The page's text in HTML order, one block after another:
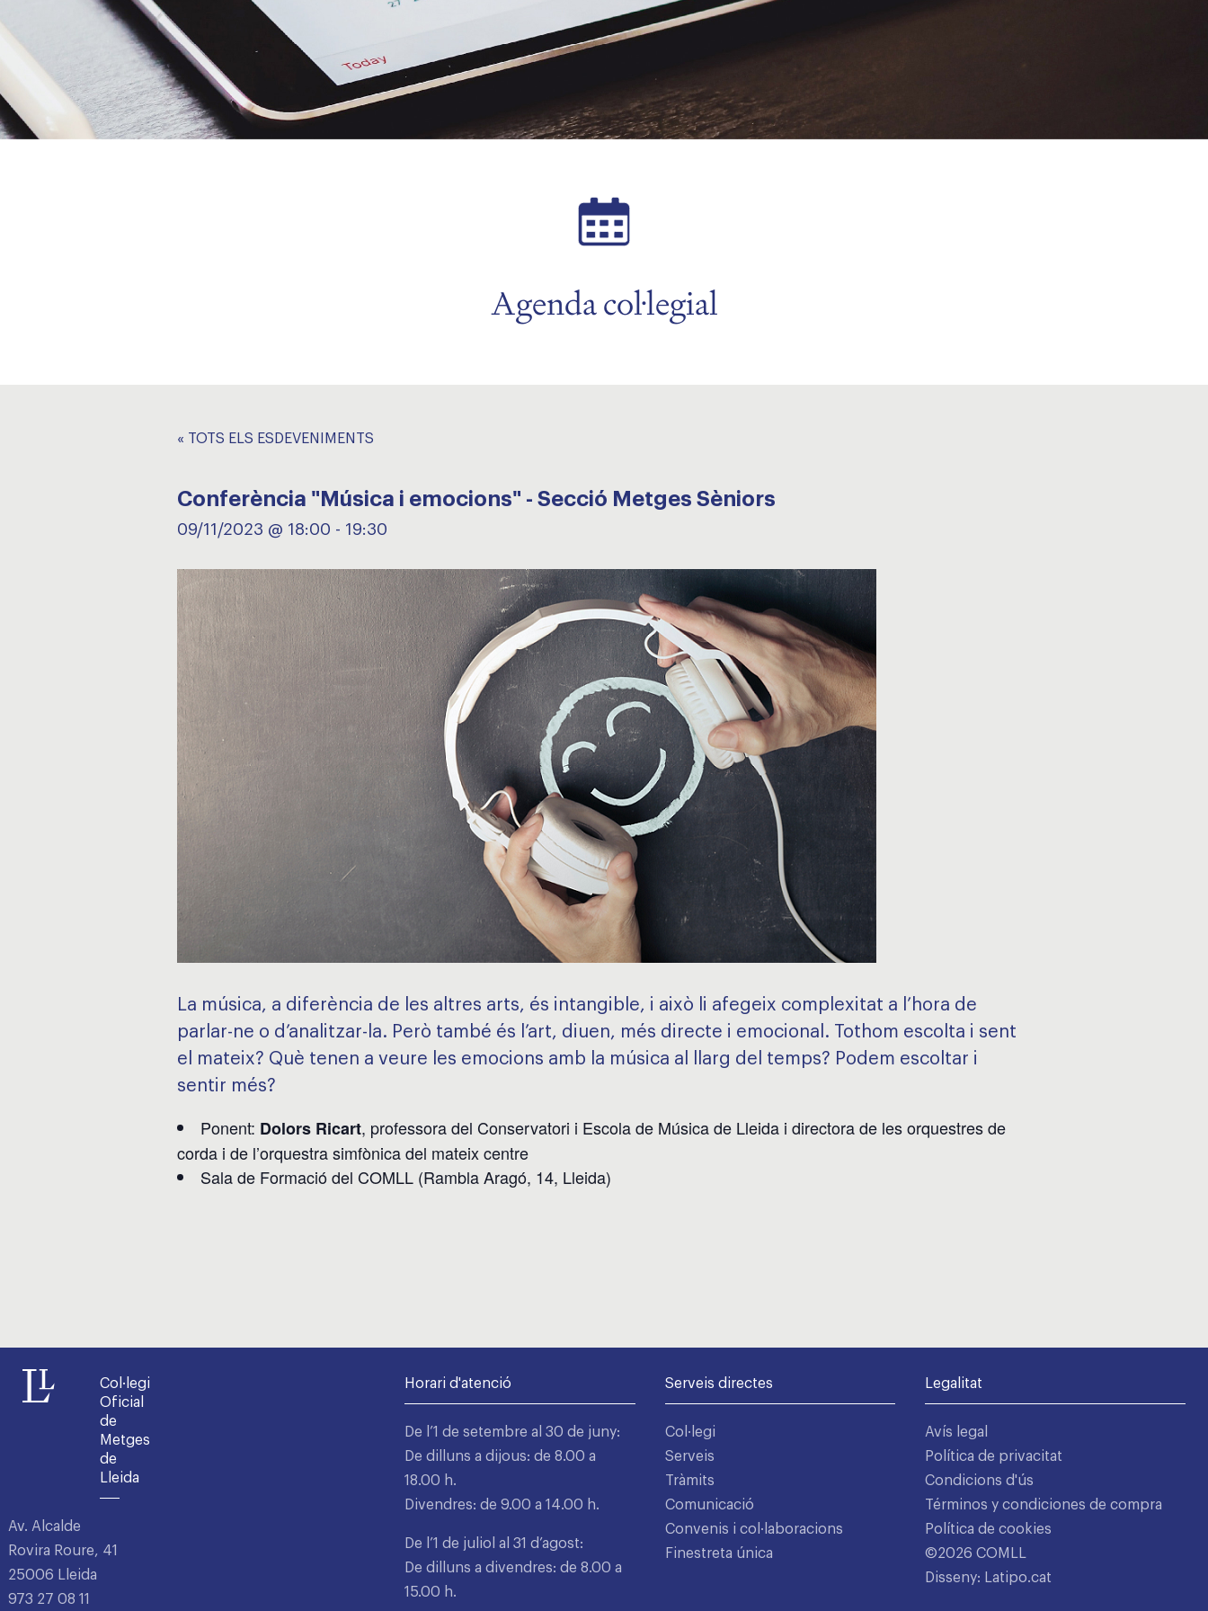
Agenda col·legial
« TOTS ELS ESDEVENIMENTS
Conferència "Música i emocions" - Secció Metges Sèniors
09/11/2023 @ 18:00 - 19:30
La música, a diferència de les altres arts, és intangible, i això li afegeix complexitat a l’hora de
parlar-ne o d’analitzar-la. Però també és l’art, diuen, més directe i emocional. Tothom escolta i sent
el mateix? Què tenen a veure les emocions amb la música al llarg del temps? Podem escoltar i
sentir més?
Ponent: Dolors Ricart, professora del Conservatori i Escola de Música de Lleida i directora de les orquestres de
corda i de l’orquestra simfònica del mateix centre
Sala de Formació del COMLL (Rambla Aragó, 14, Lleida)
Col·legi
Oficial
de
Metges
de
Lleida
Av. Alcalde
Rovira Roure, 41
25006 Lleida
973 27 08 11
Horari d'atenció
De l’1 de setembre al 30 de juny:
De dilluns a dijous: de 8.00 a
18.00 h.
Divendres: de 9.00 a 14.00 h.
De l’1 de juliol al 31 d’agost:
De dilluns a divendres: de 8.00 a
15.00 h.
Serveis directes
Col·legi
Serveis
Tràmits
Comunicació
Convenis i col·laboracions
Finestreta única
Legalitat
Avís legal
Política de privacitat
Condicions d'ús
Términos y condiciones de compra
Política de cookies
©2026 COMLL
Disseny: Latipo.cat